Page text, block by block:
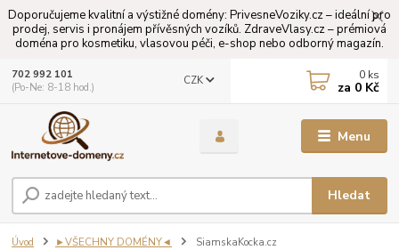
Doporučujeme kvalitní a výstižné domény: PrivesneVoziky.cz – ideální pro
prodej, servis i pronájem přívěsných vozíků. ZdraveVlasy.cz – prémiová
doména pro kosmetiku, vlasovou péči, e-shop nebo odborný magazín.
Menu
CZK
Hledat
702 992 101
(Po-Ne: 8-18 hod.)
0 ks
za 0 Kč
Úvod ►VŠECHNY DOMÉNY◄ SiamskaKocka.cz